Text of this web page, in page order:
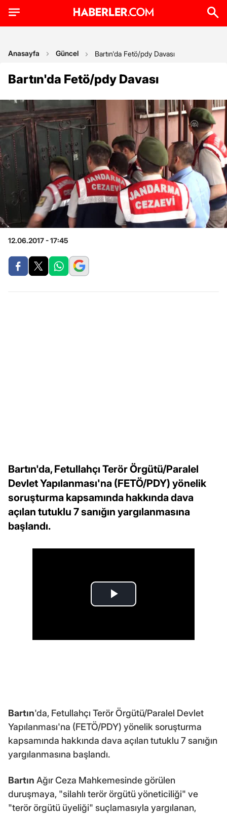
Anasayfa Güncel Bartın'da Fetö/pdy Davası
Bartın'da Fetö/pdy Davası
12.06.2017 - 17:45
Bartın'da, Fetullahçı Terör Örgütü/Paralel
Devlet Yapılanması'na (FETÖ/PDY) yönelik
soruşturma kapsamında hakkında dava
açılan tutuklu 7 sanığın yargılanmasına
başlandı.
Bartın'da, Fetullahçı Terör Örgütü/Paralel Devlet
Yapılanması'na (FETÖ/PDY) yönelik soruşturma
kapsamında hakkında dava açılan tutuklu 7 sanığın
yargılanmasına başlandı.
Bartın Ağır Ceza Mahkemesinde görülen
duruşmaya, "silahlı terör örgütü yöneticiliği" ve
"terör örgütü üyeliği" suçlamasıyla yargılanan,